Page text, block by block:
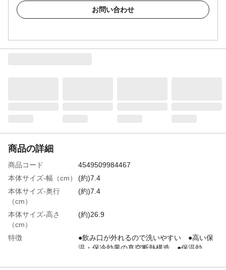
お問い合わせ
商品の詳細
商品コード
4549509984467
本体サイズ-幅（cm）
(約)7.4
本体サイズ-奥行
（cm）
(約)7.4
本体サイズ-高さ
（cm）
(約)26.9
特徴
●飲み口が外れるので洗いやすい ●高い保
温・保冷効果の真空断熱構造 ●保温効
時間)